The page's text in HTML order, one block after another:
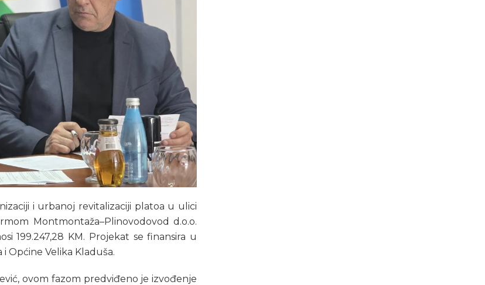
i urbanoj revitalizaciji platoa u ulici
Montmontaža–Plinovodovod d.o.o.
199.247,28 KM. Projekat se finansira u
Općine Velika Kladuša.
ovom fazom predviđeno je izvođenje